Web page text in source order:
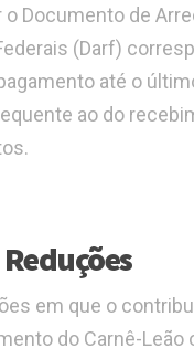
Documento de
(Darf)
até o
ao do
em que o
do Carnê-Leão